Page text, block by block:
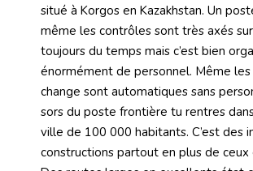
situé à Korgos en Kazakhstan. Un
même les contrôles sont très axés sur
toujours du temps mais c’est bien
énormément de personnel. Même les
change sont automatiques sans
sors du poste frontière tu rentres
ville de 100 000 habitants. C’est des
constructions partout en plus de ceux